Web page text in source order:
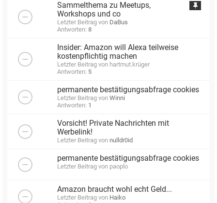
Sammelthema zu Meetups,
Workshops und co
Letzter Beitrag von DaBus
Antworten: 8
Insider: Amazon will Alexa teilweise
kostenpflichtig machen
Letzter Beitrag von hartmut.krüger
Antworten: 5
permanente bestätigungsabfrage cookies
Letzter Beitrag von Winni
Antworten: 1
Vorsicht! Private Nachrichten mit
Werbelink!
Letzter Beitrag von nulldr0id
permanente bestätigungsabfrage cookies
Letzter Beitrag von paoplo
Amazon braucht wohl echt Geld...
Letzter Beitrag von Haiko